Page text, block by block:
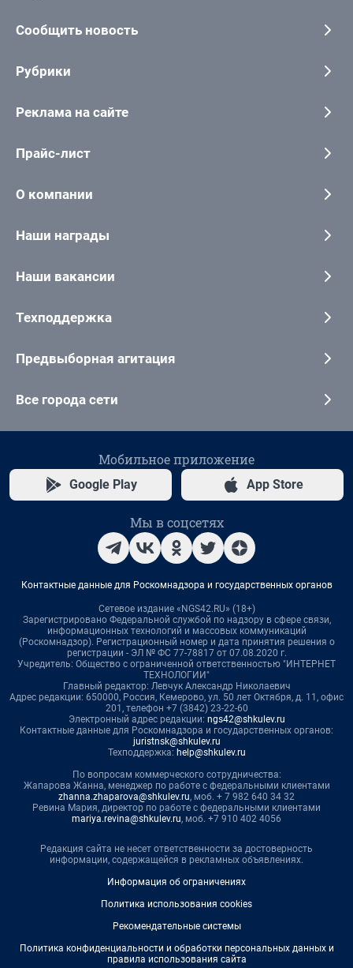
Сообщить новость
Рубрики
Реклама на сайте
Прайс-лист
О компании
Наши награды
Наши вакансии
Техподдержка
Предвыборная агитация
Все города сети
Мобильное приложение
Google Play App Store
Мы в соцсетях
Контактные данные для Роскомнадзора и государственных органов
Сетевое издание «NGS42.RU» (18+)
Зарегистрировано Федеральной службой по надзору в сфере связи,
информационных технологий и массовых коммуникаций
(Роскомнадзор). Регистрационный номер и дата принятия решения о
регистрации - ЭЛ № ФС 77-78817 от 07.08.2020 г.
Учредитель: Общество с ограниченной ответственностью "ИНТЕРНЕТ
ТЕХНОЛОГИИ"
Главный редактор: Левчук Александр Николаевич
Адрес редакции: 650000, Россия, Кемерово, ул. 50 лет Октября, д. 11, офис
201, телефон +7 (3842) 23-22-60
Электронный адрес редакции: ngs42@shkulev.ru
Контактные данные для Роскомнадзора и государственных органов:
juristnsk@shkulev.ru
Техподдержка: help@shkulev.ru
По вопросам коммерческого сотрудничества:
Жапарова Жанна, менеджер по работе с федеральными клиентами
zhanna.zhaparova@shkulev.ru, моб. + 7 982 640 34 32
Ревина Мария, директор по работе с федеральными клиентами
mariya.revina@shkulev.ru, моб. +7 910 402 4056
Редакция сайта не несет ответственности за достоверность
информации, содержащейся в рекламных объявлениях.
Информация об ограничениях
Политика использования cookies
Рекомендательные системы
Политика конфиденциальности и обработки персональных данных и
правила использования сайта